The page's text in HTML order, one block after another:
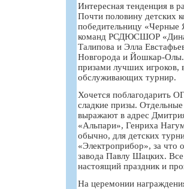
Интересная тенденция в
Почти половину детских
победительницу
команд РСДЮСШОР
Талипова и Элла
Новгорода и Йошкар-Олы.
призами лучших игроков,
обслуживающих турнир.
Хочется поблагодарить
сладкие призы.
выражают в адрес
«Альпари», Генриха
обычно, для детских
«Электроприбор», за что
завода Павлу Шацких. Все
настоящий праздник и
На церемонии